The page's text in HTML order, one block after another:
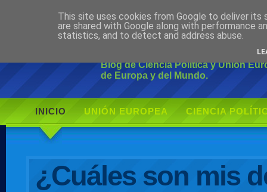
Ciudadano
Blog de Ciencia Política y Unión
de Europa y del Mundo.
INICIO UNIÓN EUROPEA CIENCIA
¿Cuáles son mis
This site uses cookies from Google to deliver its
are shared with Google along with performance
statistics, and to detect and address abuse.